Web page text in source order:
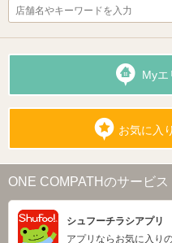
Myエ
お気に入
ONE COMPATHのサービス
シュフーチラシアプリ
アプリならお気に入り